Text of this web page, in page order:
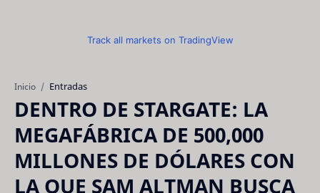
Track all markets on TradingView
Inicio Entradas
DENTRO DE STARGATE: LA
MEGAFÁBRICA DE 500,000
MILLONES DE DÓLARES CON
LA QUE SAM ALTMAN BUSCA